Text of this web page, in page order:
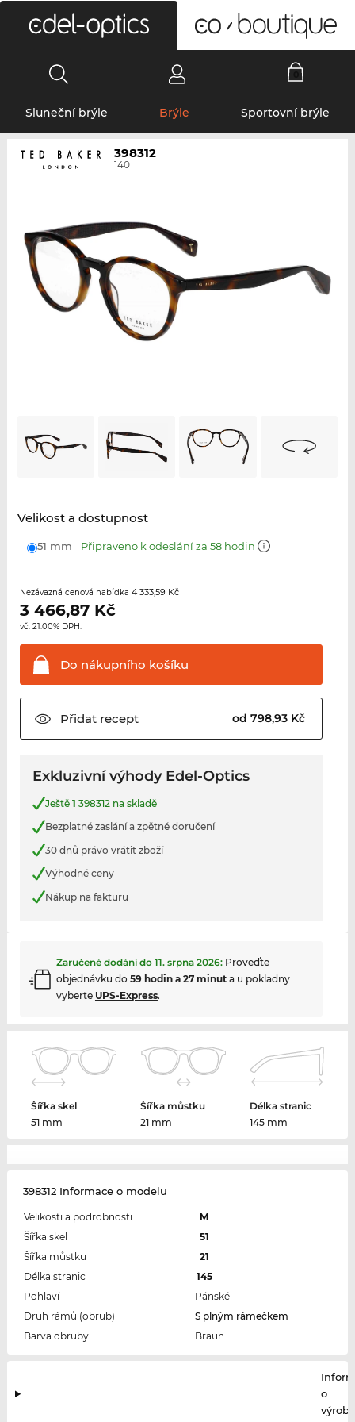
Sluneční brýle Brýle Sportovní brýle
398312
140
Velikost a dostupnost
51 mm Připraveno k odeslání za 58 hodin
Nezávazná cenová nabídka 4 333,59 Kč
3 466,87Kč
vč. 21.00% DPH.
Do nákupního košíku
Přidatrecept od 798,93 Kč
Exkluzivní výhody Edel-Optics
Ještě 1 398312 na skladě
Bezplatné zaslání a zpětné doručení
30 dnů právo vrátit zboží
Výhodné ceny
Nákup na fakturu
Zaručené dodání do 11. srpna 2026: Proveďte
objednávku do 59 hodin a 27 minuta u pokladny
vyberte UPS-Express.
Šířka skel
51 mm
Šířka můstku
21 mm
Délka stranic
145 mm
398312 Informace o modelu
Velikosti a podrobnosti
M
Šířka skel
51
Šířka můstku
21
Délka stranic
145
Pohlaví
Pánské
Druh rámů (obrub)
S plným rámečkem
Barva obruby
Braun
o